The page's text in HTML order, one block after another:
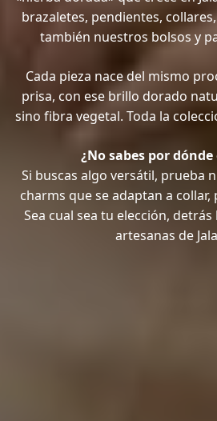
brazaletes, pendientes,
también nuestros bolsos y
Cada pieza nace del mismo
prisa, con ese brillo dorado
sino fibra vegetal. Toda la
¿No sabes por
Si buscas algo versátil, prueba
charms que se adaptan a
Sea cual sea tu elección,
artesanas de